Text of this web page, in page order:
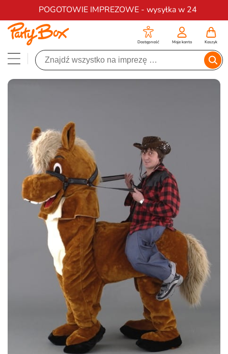
POGOTOWIE IMPREZOWE - wysyłka w 24
Darmowa dostawa na zamówienia od 200 zł
Dostępność Moje konto Koszyk